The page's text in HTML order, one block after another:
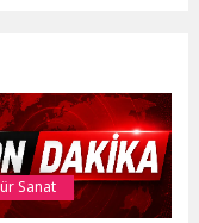
Sanat